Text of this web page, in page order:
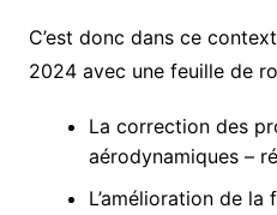
C’est donc dans ce
2024 avec une feuille de
La correction des
aérodynamiques –
L’amélioration de